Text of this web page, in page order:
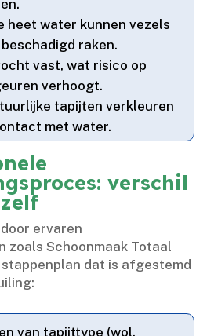
heet water kunnen vezels
raken.​
vast, wat risico op
verhoogt.​
tapijten verkleuren
met water.​
verschil
ervaren
zoals Schoonmaak Totaal
dat is afgestemd
van tapijttype (wol,